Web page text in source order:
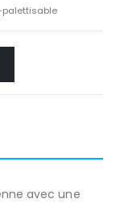
palettisable
avec une